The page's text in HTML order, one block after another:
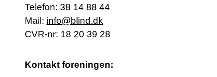
Telefon: 38 14 88 44
Mail: info@blind.dk
CVR-nr: 18 20 39 28
Kontakt foreningen: